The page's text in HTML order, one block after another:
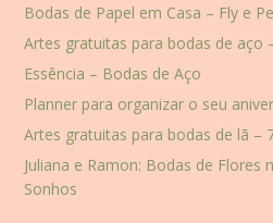
Bodas de Papel em Casa – Fly e
Artes gratuitas para bodas de aço
Essência – Bodas de Aço
Planner para organizar o seu
Artes gratuitas para bodas de lã –
Juliana e Ramon: Bodas de Flores
Sonhos